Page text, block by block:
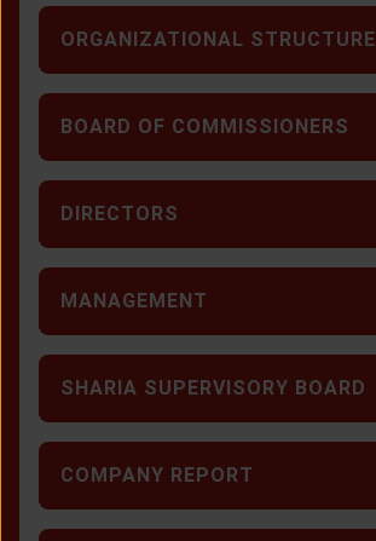
ORGANIZATIONAL STRUCTURE
BOARD OF COMMISSIONERS
DIRECTORS
MANAGEMENT
SHARIA SUPERVISORY BOARD
COMPANY REPORT